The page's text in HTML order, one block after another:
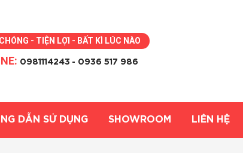
- TIỆN LỢI - BẤT KÌ LÚC NÀO
0981114243 - 0936 517 986
DẪN SỬ DỤNG SHOWROOM LIÊN HỆ